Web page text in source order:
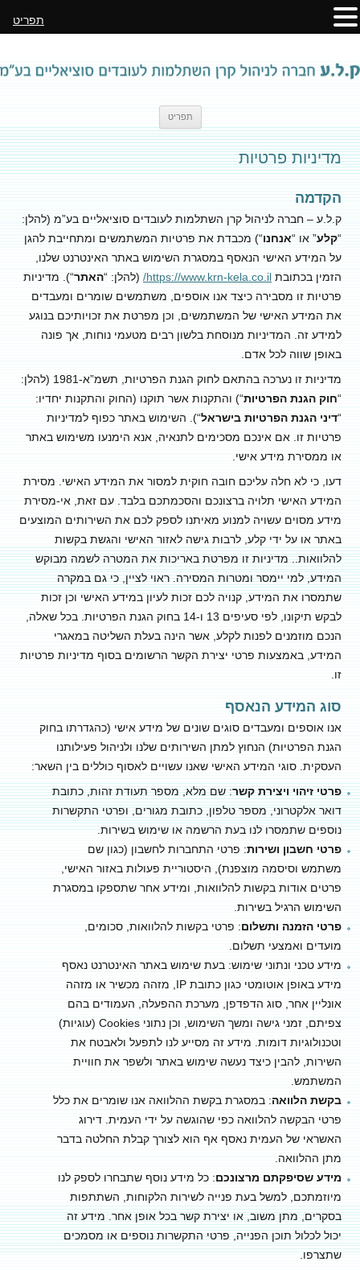
תפריט
לתוכן
מדיניות פרטיות
הקדמה
ק.ל.ע – חברה לניהול קרן השתלמות לעובדים סוציאליים בע”מ (להלן:
“קלע” או “אנחנו“) מכבדת את פרטיות המשתמשים ומתחייבת להגן
על המידע האישי הנאסף במסגרת השימוש באתר האינטרנט שלנו,
הזמין בכתובת https://www.krn-kela.co.il/ (להלן: “האתר“). מדיניות
פרטיות זו מסבירה כיצד אנו אוספים, משתמשים שומרים ומעבדים
את המידע האישי של המשתמשים, וכן מפרטת את זכויותיכם בנוגע
למידע זה. המדיניות מנוסחת בלשון רבים מטעמי נוחות, אך פונה
באופן שווה לכל אדם.
מדיניות זו נערכה בהתאם לחוק הגנת הפרטיות, תשמ”א-1981 (להלן:
“חוק הגנת הפרטיות“) והתקנות אשר תוקנו (החוק והתקנות יחדיו:
“דיני הגנת הפרטיות בישראל“). השימוש באתר כפוף למדיניות
פרטיות זו. אם אינכם מסכימים לתנאיה, אנא הימנעו משימוש באתר
או ממסירת מידע אישי.
דעו, כי לא חלה עליכם חובה חוקית למסור את המידע האישי. מסירת
המידע האישי תלויה ברצונכם והסכמתכם בלבד. עם זאת, אי-מסירת
מידע מסוים עשויה למנוע מאיתנו לספק לכם את השירותים המוצעים
באתר או על ידי קלע, לרבות גישה לאזור האישי והגשת בקשות
להלוואות.. מדיניות זו מפרטת באריכות את המטרה לשמה מבוקש
המידע, למי יימסר ומטרות המסירה. ראוי לציין, כי גם במקרה
שתמסרו את המידע, קנויה לכם זכות לעיון במידע האישי וכן זכות
לבקש תיקונו, לפי סעיפים 13 ו-14 בחוק הגנת הפרטיות. בכל שאלה,
הנכם מוזמנים לפנות לקלע, אשר הינה בעלת השליטה במאגרי
המידע, באמצעות פרטי יצירת הקשר הרשומים בסוף מדיניות פרטיות
זו.
סוג המידע הנאסף
אנו אוספים ומעבדים סוגים שונים של מידע אישי (כהגדרתו בחוק
הגנת הפרטיות) הנחוץ למתן השירותים שלנו ולניהול פעילותנו
העסקית. סוגי המידע האישי שאנו עשויים לאסוף כוללים בין השאר:
פרטי זיהוי ויצירת קשר: שם מלא, מספר תעודת זהות, כתובת
דואר אלקטרוני, מספר טלפון, כתובת מגורים, ופרטי התקשרות
נוספים שתמסרו לנו בעת הרשמה או שימוש בשירות.
פרטי חשבון ושירות: פרטי התחברות לחשבון (כגון שם
משתמש וסיסמה מוצפנת), היסטוריית פעולות באזור האישי,
פרטים אודות בקשות להלוואות, ומידע אחר שתספקו במסגרת
השימוש הרגיל בשירות.
פרטי הזמנה ותשלום: פרטי בקשות להלוואות, סכומים,
מועדים ואמצעי תשלום.
מידע טכני ונתוני שימוש: בעת שימוש באתר האינטרנט נאסף
מידע באופן אוטומטי כגון כתובת IP, מזהה מכשיר או מזהה
אונליין אחר, סוג הדפדפן, מערכת ההפעלה, העמודים בהם
צפיתם, זמני גישה ומשך השימוש, וכן נתוני Cookies (עוגיות)
וטכנולוגיות דומות. מידע זה מסייע לנו לתפעל ולאבטח את
השירות, להבין כיצד נעשה שימוש באתר ולשפר את חוויית
המשתמש.
בקשת הלוואה: במסגרת בקשת ההלוואה אנו שומרים את כלל
פרטי הבקשה להלוואה כפי שהוגשה על ידי העמית. דירוג
האשראי של העמית נאסף אף הוא לצורך קבלת החלטה בדבר
מתן ההלוואה.
מידע שסיפקתם מרצונכם: כל מידע נוסף שתבחרו לספק לנו
מיוזמתכם, למשל בעת פנייה לשירות הלקוחות, השתתפות
בסקרים, מתן משוב, או יצירת קשר בכל אופן אחר. מידע זה
יכול לכלול תוכן הפנייה, פרטי התקשרות נוספים או מסמכים
שתצרפו.
תפריט